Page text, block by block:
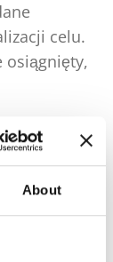
About
celu.
osiągnięty,